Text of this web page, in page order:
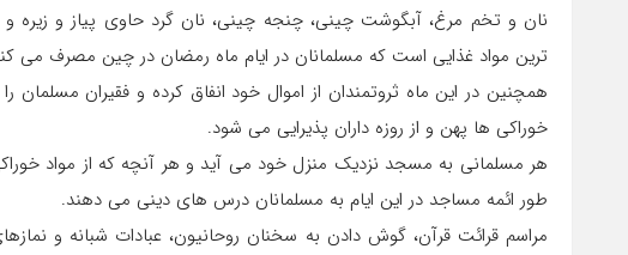
نان و تخم مرغ، آبگوشت چینی، چنجه چینی، نان گرد حاوی پیاز و
ترین مواد غذایی است که مسلمانان در ایام ماه رمضان در چین مصرف می
همچنین در این ماه ثروتمندان از اموال خود انفاق کرده و فقیران
خوراکی ها پهن و از روزه داران پذیرایی می شود.
هر مسلمانی به مسجد نزدیک منزل خود می آید و هر آنچه که از مواد
طور ائمه مساجد در این ایام به مسلمانان درس های دینی می دهند.
مراسم قرائت قرآن، گوش دادن به سخنان روحانیون، عبادات شبانه و